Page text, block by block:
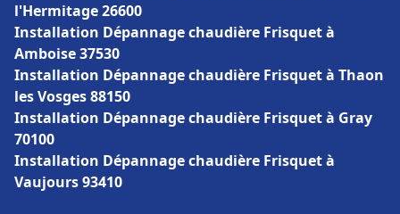
l'Hermitage 26600
Installation Dépannage chaudière Frisquet à
Amboise 37530
Installation Dépannage chaudière Frisquet à Thaon
les Vosges 88150
Installation Dépannage chaudière Frisquet à Gray
70100
Installation Dépannage chaudière Frisquet à
Vaujours 93410